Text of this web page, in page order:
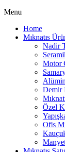
Menu
Home
Mıknatıs
Nadir
Motor
Demir
Özel
Ofis